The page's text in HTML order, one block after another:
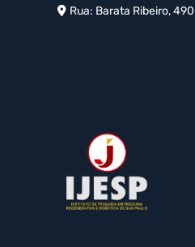
Rua: Barata Ribeiro,
Cruzado